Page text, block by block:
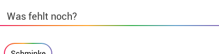
Was fehlt noch?